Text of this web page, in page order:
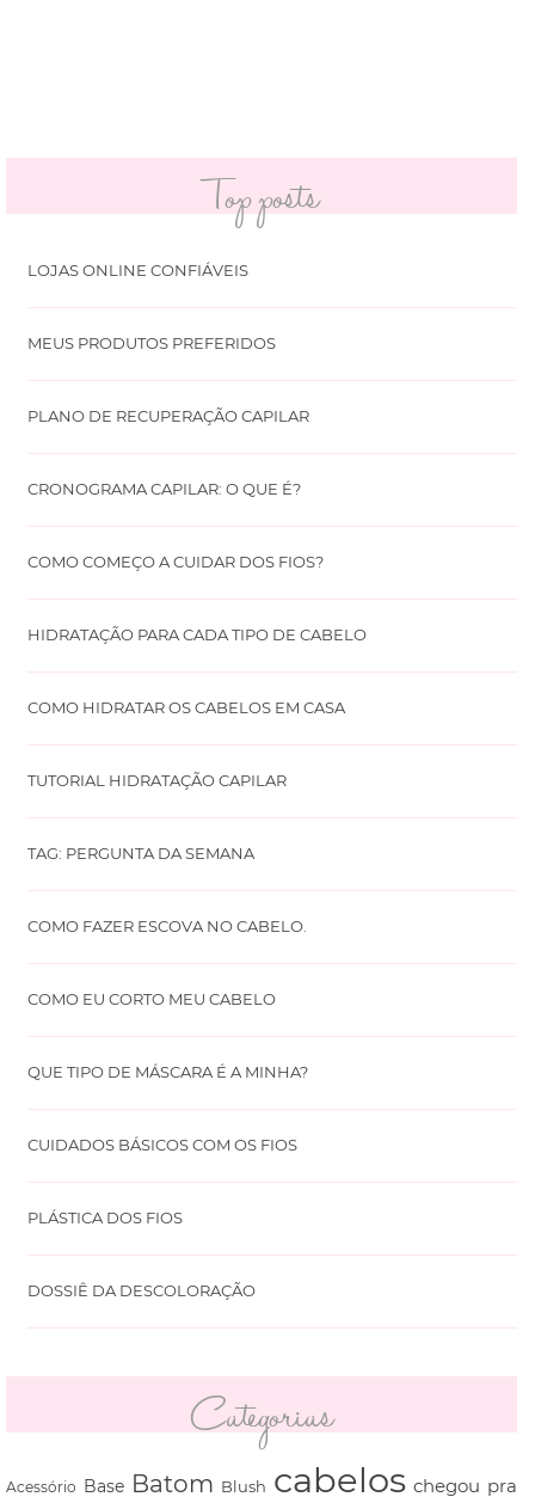
Top posts
LOJAS ONLINE CONFIÁVEIS
MEUS PRODUTOS PREFERIDOS
PLANO DE RECUPERAÇÃO CAPILAR
CRONOGRAMA CAPILAR: O QUE É?
COMO COMEÇO A CUIDAR DOS FIOS?
HIDRATAÇÃO PARA CADA TIPO DE CABELO
COMO HIDRATAR OS CABELOS EM CASA
TUTORIAL HIDRATAÇÃO CAPILAR
TAG: PERGUNTA DA SEMANA
COMO FAZER ESCOVA NO CABELO.
COMO EU CORTO MEU CABELO
QUE TIPO DE MÁSCARA É A MINHA?
CUIDADOS BÁSICOS COM OS FIOS
PLÁSTICA DOS FIOS
DOSSIÊ DA DESCOLORAÇÃO
Categorias
Acessório Base Batom Blush cabelos chegou pra